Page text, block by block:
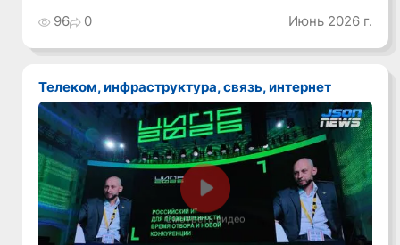
96 0 Июнь 2026 г.
Телеком, инфраструктура, связь, интернет
Смотреть видео